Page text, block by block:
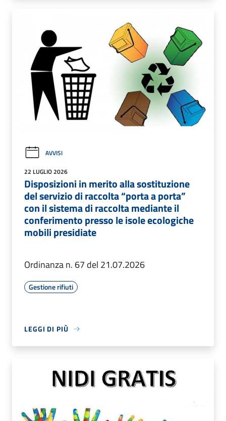
AVVISI
22 LUGLIO 2026
Disposizioni in merito alla sostituzione
del servizio di raccolta “porta a porta”
con il sistema di raccolta mediante il
conferimento presso le isole ecologiche
mobili presidiate
Ordinanza n. 67 del 21.07.2026
Gestione rifiuti
LEGGI DI PIÙ